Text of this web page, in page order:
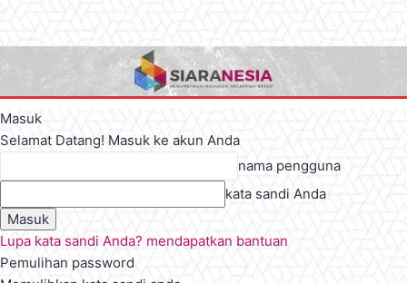
Masuk
Selamat Datang! Masuk ke akun Anda
nama pengguna
kata sandi Anda
Lupa kata sandi Anda? mendapatkan bantuan
Pemulihan password